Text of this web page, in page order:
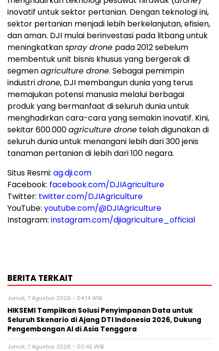
inovatif untuk sektor pertanian. Dengan teknologi ini,
sektor pertanian menjadi lebih berkelanjutan, efisien,
dan aman. DJI mulai berinvestasi pada litbang untuk
meningkatkanspray drone pada 2012 sebelum
membentuk unit bisnis khusus yang bergerak di
segmenagriculture drone. Sebagai pemimpin
industridrone, DJI membangun dunia yang terus
memajukan potensi manusia melalui berbagai
produk yang bermanfaat di seluruh dunia untuk
menghadirkan cara-cara yang semakin inovatif. Kini,
sekitar 600.000agriculture drone telah digunakan di
seluruh dunia untuk menangani lebih dari 300 jenis
tanaman pertanian di lebih dari 100 negara.
Situs Resmi: ag.dji.com
Facebook: facebook.com/DJIAgriculture
Twitter: twitter.com/DJIAgriculture
YouTube: youtube.com/@DJIAgriculture
Instagram: instagram.com/djiagriculture_official
BERITA TERKAIT
Jumat, 7 Agustus 2026 - 04:14 WIB
HIKSEMI Tampilkan Solusi Penyimpanan Data untuk
Seluruh Skenario di Ajang DTI Indonesia 2026, Dukung
Pengembangan AI di Asia Tenggara
Jumat, 7 Agustus 2026 - 00:42 WIB